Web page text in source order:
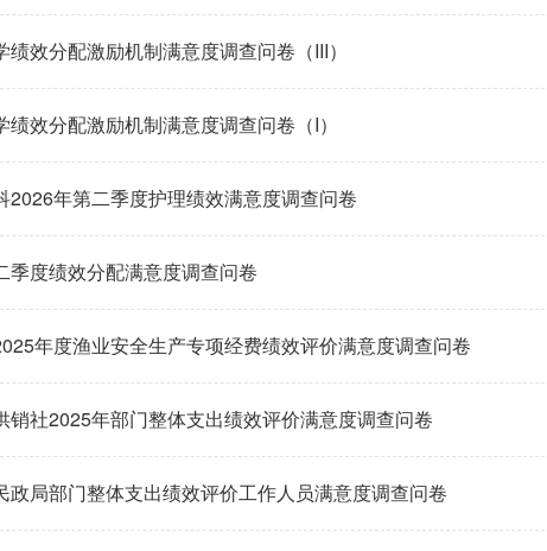
绩效分配激励机制满意度调查问卷（III）
绩效分配激励机制满意度调查问卷（I）
2026年第二季度护理绩效满意度调查问卷
季度绩效分配满意度调查问卷
年度渔业安全生产专项经费绩效评价满意度调查问卷
销社2025年部门整体支出绩效评价满意度调查问卷
政局部门整体支出绩效评价工作人员满意度调查问卷